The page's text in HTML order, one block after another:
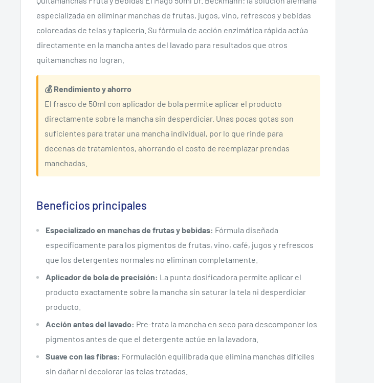
especializada en eliminar manchas de frutas, jugos, vino, refrescos y bebidas
coloreadas de telas y tapicería. Su fórmula de acción enzimática rápida actúa
directamente en la mancha antes del lavado para resultados que otros
quitamanchas no logran.
💰 Rendimiento y ahorro
El frasco de 50ml con aplicador de bola permite aplicar el producto
directamente sobre la mancha sin desperdiciar. Unas pocas gotas son
suficientes para tratar una mancha individual, por lo que rinde para
decenas de tratamientos, ahorrando el costo de reemplazar prendas
manchadas.
Beneficios principales
Especializado en manchas de frutas y bebidas: Fórmula diseñada
específicamente para los pigmentos de frutas, vino, café, jugos y refrescos
que los detergentes normales no eliminan completamente.
Aplicador de bola de precisión: La punta dosificadora permite aplicar el
producto exactamente sobre la mancha sin saturar la tela ni desperdiciar
producto.
Acción antes del lavado: Pre-trata la mancha en seco para descomponer los
pigmentos antes de que el detergente actúe en la lavadora.
Suave con las fibras: Formulación equilibrada que elimina manchas difíciles
sin dañar ni decolorar las telas tratadas.